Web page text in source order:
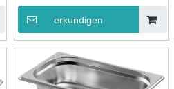
erkundigen